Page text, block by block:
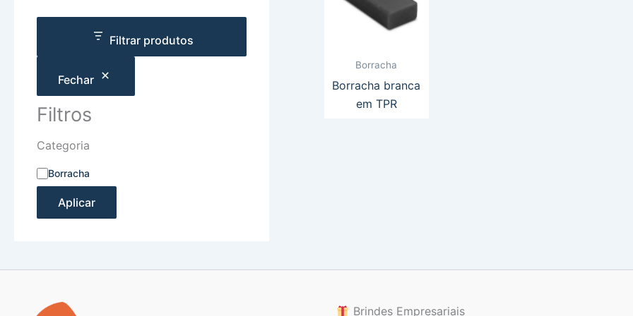
Filtrar produtos
Fechar
Filtros
Categoria
Borracha
Aplicar
Borracha
Borracha branca
em TPR
Brindes Empresariais